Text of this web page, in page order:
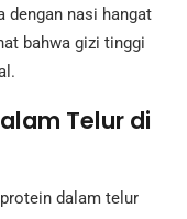
dengan nasi hangat
bahwa gizi tinggi
Telur di
dalam telur